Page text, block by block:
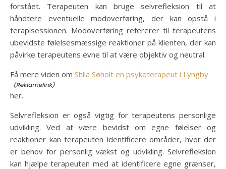
forstået. Terapeuten kan bruge selvrefleksion til at
håndtere eventuelle modoverføring, der kan opstå i
terapisessionen. Modoverføring refererer til terapeutens
ubevidste følelsesmæssige reaktioner på klienten, der kan
påvirke terapeutens evne til at være objektiv og neutral.
Få mere viden om Shila Søholt en psykoterapeut i Lyngby
her.
Selvrefleksion er også vigtig for terapeutens personlige
udvikling. Ved at være bevidst om egne følelser og
reaktioner kan terapeuten identificere områder, hvor der
er behov for personlig vækst og udvikling. Selvrefleksion
kan hjælpe terapeuten med at identificere egne grænser,